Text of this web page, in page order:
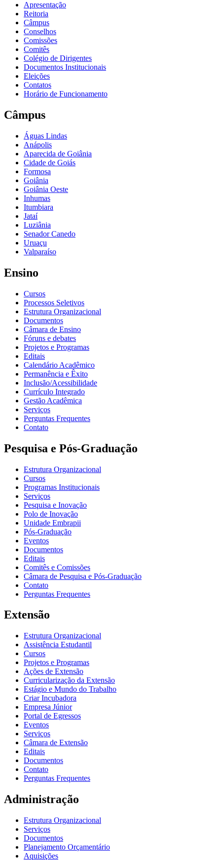
Apresentação
Reitoria
Câmpus
Conselhos
Comissões
Comitês
Colégio de Dirigentes
Documentos Institucionais
Eleições
Contatos
Horário de Funcionamento
Câmpus
Águas Lindas
Anápolis
Aparecida de Goiânia
Cidade de Goiás
Formosa
Goiânia
Goiânia Oeste
Inhumas
Itumbiara
Jataí
Luziânia
Senador Canedo
Uruaçu
Valparaíso
Ensino
Cursos
Processos Seletivos
Estrutura Organizacional
Documentos
Câmara de Ensino
Fóruns e debates
Projetos e Programas
Editais
Calendário Acadêmico
Permanência e Êxito
Inclusão/Acessibilidade
Currículo Integrado
Gestão Acadêmica
Serviços
Perguntas Frequentes
Contato
Pesquisa e Pós-Graduação
Estrutura Organizacional
Cursos
Programas Institucionais
Serviços
Pesquisa e Inovação
Polo de Inovação
Unidade Embrapii
Pós-Graduação
Eventos
Documentos
Editais
Comitês e Comissões
Câmara de Pesquisa e Pós-Graduação
Contato
Perguntas Frequentes
Extensão
Estrutura Organizacional
Assistência Estudantil
Cursos
Projetos e Programas
Ações de Extensão
Curricularização da Extensão
Estágio e Mundo do Trabalho
Criar Incubadora
Empresa Júnior
Portal de Egressos
Eventos
Serviços
Câmara de Extensão
Editais
Documentos
Contato
Perguntas Frequentes
Administração
Estrutura Organizacional
Serviços
Documentos
Planejamento Orçamentário
Aquisições